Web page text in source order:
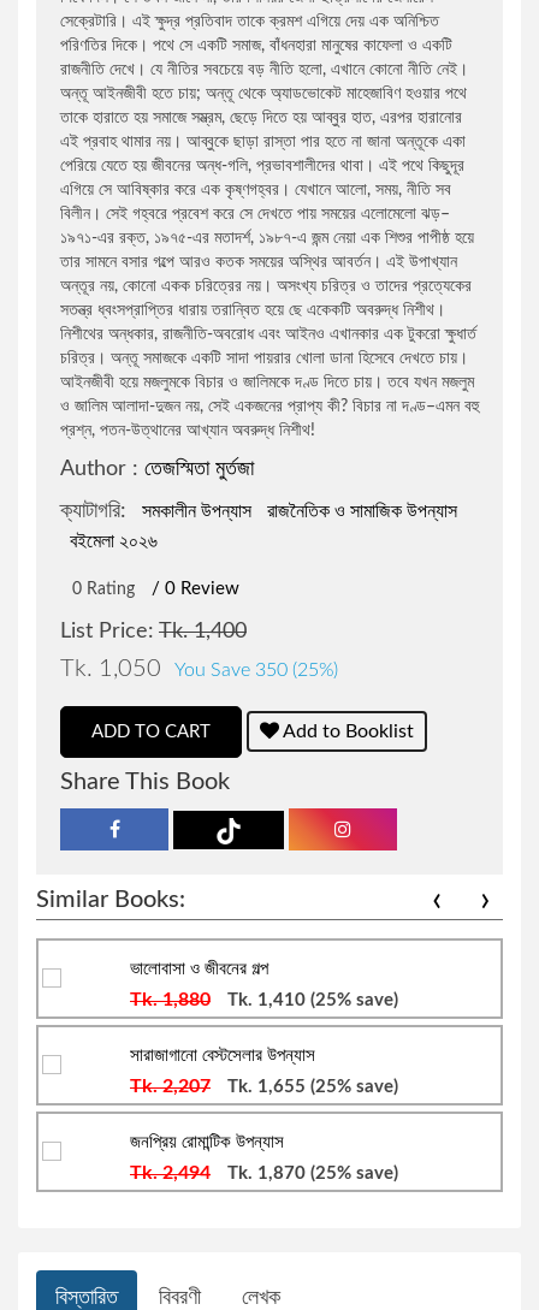
জওহরলাল নেহেরু
বারাক ওবামা
বিভূতিভূষণ বন্দ্যোপাধ্যায়
সৌমেন সাহা
শরীফুল হাসান
জোনাথন এল.লী
মহিউদ্দিন আহমদ
সারফুদ্দিন আহমেদ
ডানকান ক্লার্ক
সালাহ উদ্দিন মাহমুদ
হাবীবুল্লাহ সিরাজী
ইলমা বেহরোজ
মাহবুবা চৌধুরী
রবিন জামান খান
জন সি. ম্যাক্সওয়েল
রোমান্টিক উপন্যাস
রাজনীতি বিষয়ক প্রবন্ধ
প্রফেশনাল ও ক্যারিয়ার উন্নয়ন
বিজ্ঞানভিত্তিক প্রবন্ধ
আত্ন-উন্নয়ন ও মোটিভেশন
ফ্রিল্যান্সিং ও আউটসোর্সিং
ডায়েরি ও চিঠিপত্র সংকলন
বিক্রয় ও বিপণন
সায়েন্স ফিকশন
উদ্যোক্তা ও ব্যবসায়িক ব্যক্তিত্ব
আত্ম-উন্নয়ন ও মেডিটেশন
ব্যবসা-বানিজ্য ও অর্থনীতি বিষয়ক
অনুবাদ: আত্ম-উন্নয়ন ও মেডিটেশন
আত্ম-উন্নয়ন, মোটিভেশনাল ও মেডিটেশন
জীবনী ও স্মৃতিচারণ: বিবিধ
রাজনৈতিক ব্যক্তিত্ব
সেক্রেটারি। এই ক্ষুদ্র প্রতিবাদ তাকে ক্রমশ এগিয়ে দেয় এক অনিশ্চিত
পরিণতির দিকে। পথে সে একটি সমাজ, বাঁধনহারা মানুষের কাফেলা ও একটি
রাজনীতি দেখে। যে নীতির সবচেয়ে বড় নীতি হলো, এখানে কোনো নীতি নেই।
অন্তূ আইনজীবী হতে চায়; অন্তূ থেকে অ্যাডভোকেট মাহেজাবিণ হওয়ার পথে
তাকে হারাতে হয় সমাজে সম্ভ্রম, ছেড়ে দিতে হয় আব্বুর হাত, এরপর হারানোর
এই প্রবাহ থামার নয়। আব্বুকে ছাড়া রাস্তা পার হতে না জানা অন্তূকে একা
পেরিয়ে যেতে হয় জীবনের অন্ধ-গলি, প্রভাবশালীদের থাবা। এই পথে কিছুদূর
এগিয়ে সে আবিষ্কার করে এক কৃষ্ণগহ্বর। যেখানে আলো, সময়, নীতি সব
বিলীন। সেই গহ্বরে প্রবেশ করে সে দেখতে পায় সময়ের এলোমেলো ঝড়–
১৯৭১-এর রক্ত, ১৯৭৫-এর মতাদর্শ, ১৯৮৭-এ জন্ম নেয়া এক শিশুর পাপীষ্ঠ হয়ে
তার সামনে বসার গল্পে আরও কতক সময়ের অস্থির আবর্তন। এই উপাখ্যান
অন্তূর নয়, কোনো একক চরিত্রের নয়। অসংখ্য চরিত্র ও তাদের প্রত্যেকের
সতন্ত্র ধ্বংসপ্রাপ্তির ধারায় তরান্বিত হয়ে ছে একেকটি অবরুদ্ধ নিশীথ।
নিশীথের অন্ধকার, রাজনীতি-অবরোধ এবং আইনও এখানকার এক টুকরো ক্ষুধার্ত
চরিত্র। অন্তূ সমাজকে একটি সাদা পায়রার খোলা ডানা হিসেবে দেখতে চায়।
আইনজীবী হয়ে মজলুমকে বিচার ও জালিমকে দণ্ড দিতে চায়। তবে যখন মজলুম
ও জালিম আলাদা-দুজন নয়, সেই একজনের প্রাপ্য কী? বিচার না দণ্ড–এমন বহু
প্রশ্ন, পতন-উত্থানের আখ্যান অবরুদ্ধ নিশীথ!
Author : তেজস্মিতা মুর্তজা
ক্যাটাগরি:
সমকালীন উপন্যাস
রাজনৈতিক ও সামাজিক উপন্যাস
বইমেলা ২০২৬
0 Rating / 0 Review
List Price: Tk. 1,400
Tk. 1,050 You Save 350 (25%)
ADD TO CART Add to Booklist
Share This Book
Similar Books:
ভালোবাসা ও জীবনের গল্প
Tk. 1,880 Tk. 1,410 (25% save)
সারাজাগানো বেস্টসেলার উপন্যাস
Tk. 2,207 Tk. 1,655 (25% save)
জনপ্রিয় রোমান্টিক উপন্যাস
Tk. 2,494 Tk. 1,870 (25% save)
‹ ›
বিস্তারিত বিবরণী লেখক